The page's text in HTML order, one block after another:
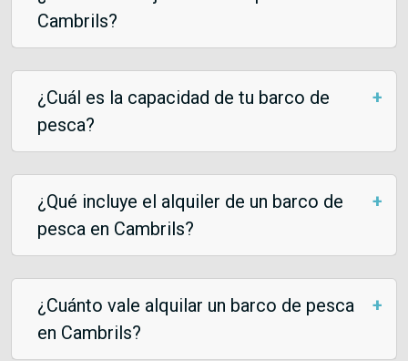
Cambrils?
¿Cuál es la capacidad de tu barco de
pesca?
¿Qué incluye el alquiler de un barco de
pesca en Cambrils?
¿Cuánto vale alquilar un barco de pesca
en Cambrils?